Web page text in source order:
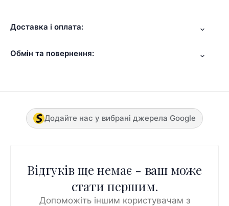
Доставка і оплата:
Обмін та повернення:
Додайте нас у вибрані джерела Google
Відгуків ще немає - ваш може
стати першим.
Допоможіть іншим користувачам з